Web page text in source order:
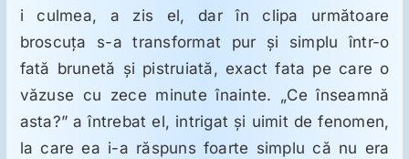
i culmea, a zis el, dar în clipa următoare
broscuţa s-a transformat pur şi simplu într-o
fată brunetă şi pistruiată, exact fata pe care o
văzuse cu zece minute înainte. „Ce înseamnă
asta?” a întrebat el, intrigat şi uimit de fenomen,
la care ea i-a răspuns foarte simplu că nu era